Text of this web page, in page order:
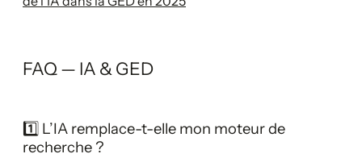
FAQ — IA & GED
1️⃣ L’IA remplace-t-elle mon moteur de
recherche ?